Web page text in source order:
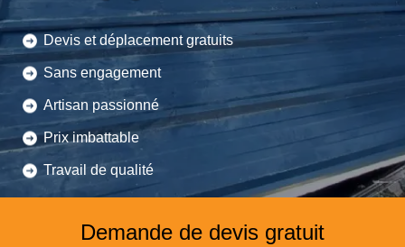
Devis et déplacement gratuits
Sans engagement
Artisan passionné
Prix imbattable
Travail de qualité
Demande de devis gratuit